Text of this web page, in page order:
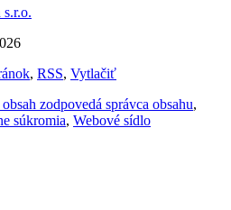
, RSS, Vytlačiť
obsah zodpovedá správca obsahu,
súkromia, Webové sídlo